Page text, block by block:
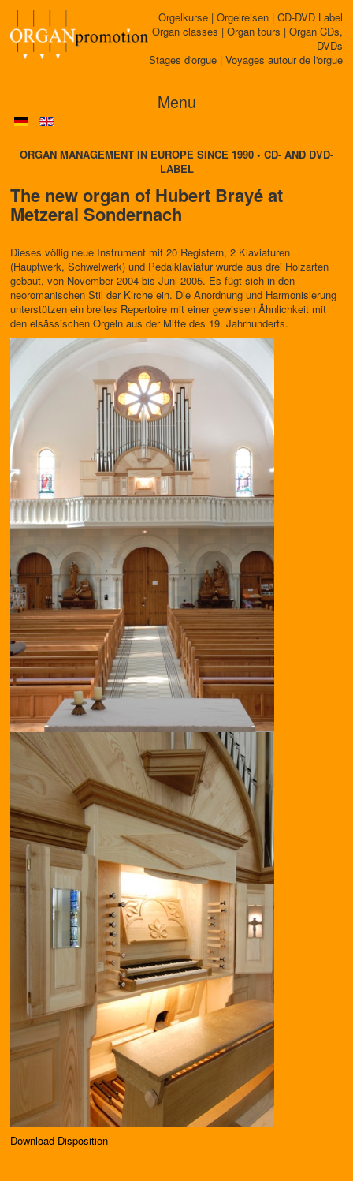
Orgelkurse | Orgelreisen | CD-DVD Label
Organ classes | Organ tours | Organ CDs,
DVDs
Stages d'orgue | Voyages autour de l'orgue
Menu
ORGAN MANAGEMENT IN EUROPE SINCE 1990 • CD- AND DVD-
LABEL
The new organ of Hubert Brayé at
Metzeral Sondernach
Dieses völlig neue Instrument mit 20 Registern, 2 Klaviaturen
(Hauptwerk, Schwelwerk) und Pedalklaviatur wurde aus drei Holzarten
gebaut, von November 2004 bis Juni 2005. Es fügt sich in den
neoromanischen Stil der Kirche ein. Die Anordnung und Harmonisierung
unterstützen ein breites Repertoire mit einer gewissen Ähnlichkeit mit
den elsässischen Orgeln aus der Mitte des 19. Jahrhunderts.
Download Disposition